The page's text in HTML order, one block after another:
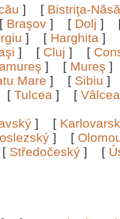
] [ Bistriţa-
[ Braşov ] [ Dolj ]
] [ Harghita ]
] [ Cluj ] [
] [ Mureş
Mare ] [ Sibiu
[ Tulcea ] [
] [
] [
[ Středočeský ] [